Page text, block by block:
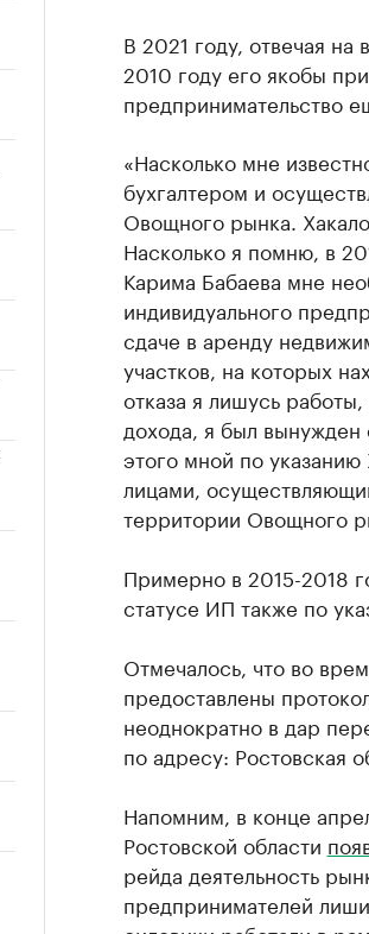
В 2021 году, отвечая
2010 году его якобы
предпринимательство
«Насколько мне
бухгалтером и
Овощного рынка.
Насколько я помню, в
Карима Бабаева мне
индивидуального
сдаче в аренду
участков, на которых
отказа я лишусь
дохода, я был вынужден
этого мной по
лицами,
территории Овощного
Примерно в 2015-2018
статусе ИП также по
Отмечалось, что во
предоставлены
неоднократно в дар
по адресу: Ростовская
Напомним, в конце
Ростовской области
рейда деятельность
предпринимателей